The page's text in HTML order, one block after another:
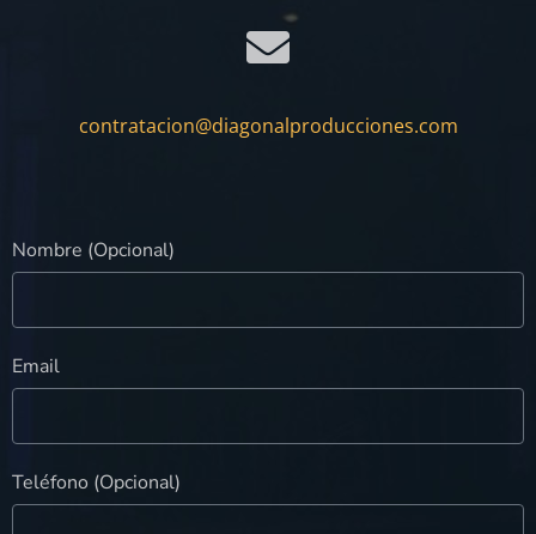
contratacion@diagonalproducciones.com
Nombre (Opcional)
Email
Teléfono (Opcional)